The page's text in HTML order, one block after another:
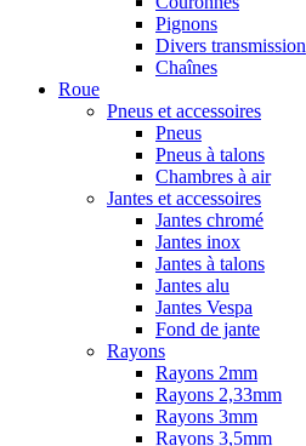
Pignons
Divers transmission
Chaînes
Roue
Pneus et accessoires
Pneus
Pneus à talons
Chambres à air
Jantes et accessoires
Jantes chromé
Jantes inox
Jantes à talons
Jantes alu
Jantes Vespa
Fond de jante
Rayons
Rayons 2mm
Rayons 2,33mm
Rayons 3mm
Rayons 3,5mm